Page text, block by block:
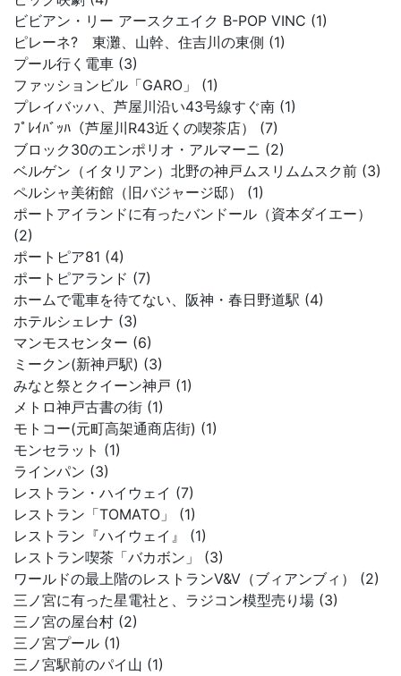
ビビアン・リー アースクエイク B-POP VINC (1)
ピレーネ? 東灘、山幹、住吉川の東側 (1)
プール行く電車 (3)
ファッションビル「GARO」 (1)
プレイバッハ、芦屋川沿い43号線すぐ南 (1)
ﾌﾟﾚｲﾊﾞｯﾊ（芦屋川R43近くの喫茶店） (7)
ブロック30のエンポリオ・アルマーニ (2)
ベルゲン（イタリアン）北野の神戸ムスリムムスク前 (3)
ペルシャ美術館（旧バジャージ邸） (1)
ポートアイランドに有ったバンドール（資本ダイエー）
(2)
ポートピア81 (4)
ポートピアランド (7)
ホームで電車を待てない、阪神・春日野道駅 (4)
ホテルシェレナ (3)
マンモスセンター (6)
ミークン(新神戸駅) (3)
みなと祭とクイーン神戸 (1)
メトロ神戸古書の街 (1)
モトコー(元町高架通商店街) (1)
モンセラット (1)
ラインパン (3)
レストラン・ハイウェイ (7)
レストラン「TOMATO」 (1)
レストラン『ハイウェイ』 (1)
レストラン喫茶「バカボン」 (3)
ワールドの最上階のレストランV&V（ブィアンブィ） (2)
三ノ宮に有った星電社と、ラジコン模型売り場 (3)
三ノ宮の屋台村 (2)
三ノ宮プール (1)
三ノ宮駅前のパイ山 (1)